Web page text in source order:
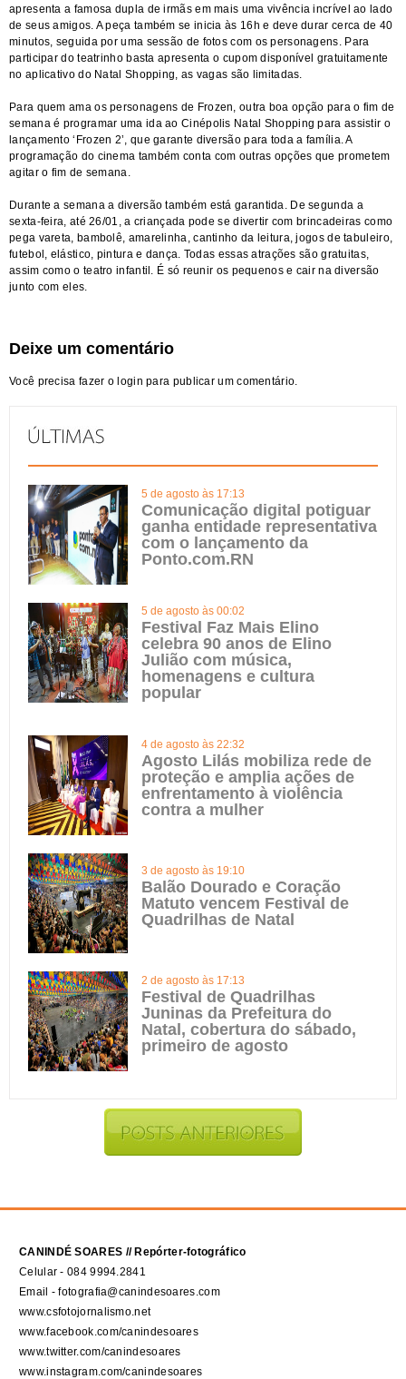
apresenta a famosa dupla de irmãs em mais uma vivência incrível ao lado
de seus amigos. A peça também se inicia às 16h e deve durar cerca de 40
minutos, seguida por uma sessão de fotos com os personagens. Para
participar do teatrinho basta apresenta o cupom disponível gratuitamente
no aplicativo do Natal Shopping, as vagas são limitadas.
Para quem ama os personagens de Frozen, outra boa opção para o fim de
semana é programar uma ida ao Cinépolis Natal Shopping para assistir o
lançamento ‘Frozen 2’, que garante diversão para toda a família. A
programação do cinema também conta com outras opções que prometem
agitar o fim de semana.
Durante a semana a diversão também está garantida. De segunda a
sexta-feira, até 26/01, a criançada pode se divertir com brincadeiras como
pega vareta, bambolê, amarelinha, cantinho da leitura, jogos de tabuleiro,
futebol, elástico, pintura e dança. Todas essas atrações são gratuitas,
assim como o teatro infantil. É só reunir os pequenos e cair na diversão
junto com eles.
Deixe um comentário
Você precisa fazer o login para publicar um comentário.
5 de agosto às 17:13
Comunicação digital potiguar
ganha entidade representativa
com o lançamento da
Ponto.com.RN
5 de agosto às 00:02
Festival Faz Mais Elino
celebra 90 anos de Elino
Julião com música,
homenagens e cultura
popular
4 de agosto às 22:32
Agosto Lilás mobiliza rede de
proteção e amplia ações de
enfrentamento à violência
contra a mulher
3 de agosto às 19:10
Balão Dourado e Coração
Matuto vencem Festival de
Quadrilhas de Natal
2 de agosto às 17:13
Festival de Quadrilhas
Juninas da Prefeitura do
Natal, cobertura do sábado,
primeiro de agosto
CANINDÉ SOARES // Repórter-fotográfico
Celular - 084 9994.2841
Email - fotografia@canindesoares.com
www.csfotojornalismo.net
www.facebook.com/canindesoares
www.twitter.com/canindesoares
www.instagram.com/canindesoares